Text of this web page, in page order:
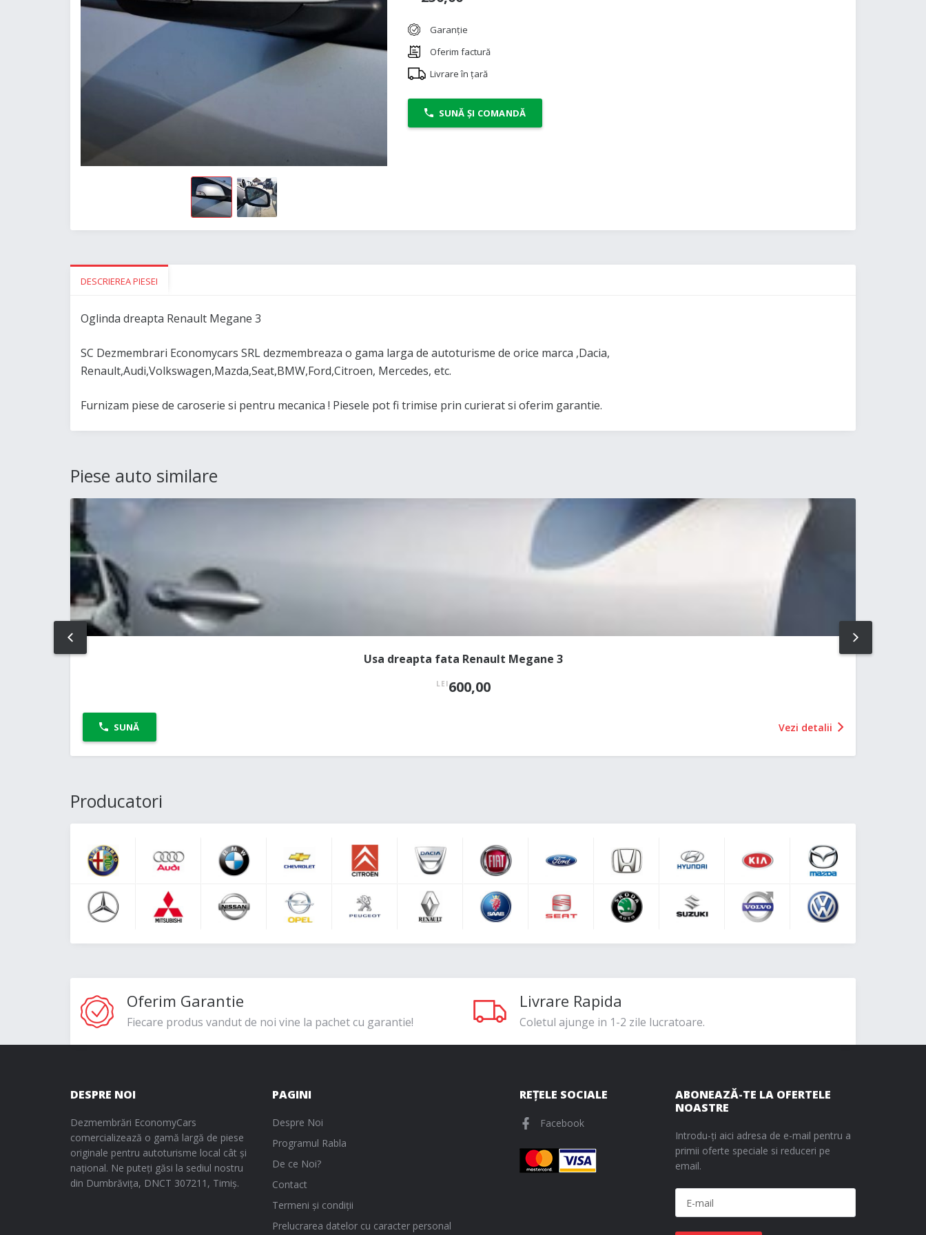
Garanție
Oferim factură
Livrare în țară
SUNĂ ȘI COMANDĂ
DESCRIEREA PIESEI
Oglinda dreapta Renault Megane 3
SC Dezmembrari Economycars SRL dezmembreaza o gama larga de autoturisme de orice marca ,Dacia,
Renault,Audi,Volkswagen,Mazda,Seat,BMW,Ford,Citroen, Mercedes, etc.
Furnizam piese de caroserie si pentru mecanica ! Piesele pot fi trimise prin curierat si oferim garantie.
Piese auto similare
Usa dreapta fata Renault Megane 3
LEI600,00
SUNĂ Vezi detalii
PREV NEXT
Producatori
Oferim Garantie
Fiecare produs vandut de noi vine la pachet cu garantie!
Livrare Rapida
Coletul ajunge in 1-2 zile lucratoare.
DESPRE NOI
Dezmembrări EconomyCars
comercializează o gamă largă de piese
originale pentru autoturisme local cât și
național. Ne puteți găsi la sediul nostru
din Dumbrăvița, DNCT 307211, Timiș.
PAGINI
Despre Noi
Programul Rabla
De ce Noi?
Contact
Termeni și condiții
Prelucrarea datelor cu caracter personal
REȚELE SOCIALE
Facebook
ABONEAZĂ-TE LA OFERTELE
NOASTRE
Introdu-ți aici adresa de e-mail pentru a
primii oferte speciale si reduceri pe
email.